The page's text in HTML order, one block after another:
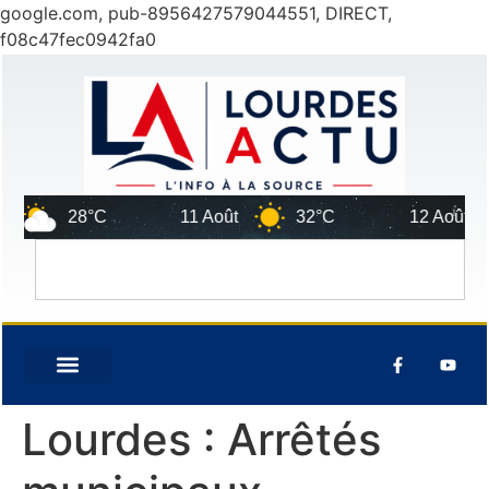
google.com, pub-8956427579044551, DIRECT,
f08c47fec0942fa0
28°C 11 Août 32°C 12 Août
Lourdes : Arrêtés